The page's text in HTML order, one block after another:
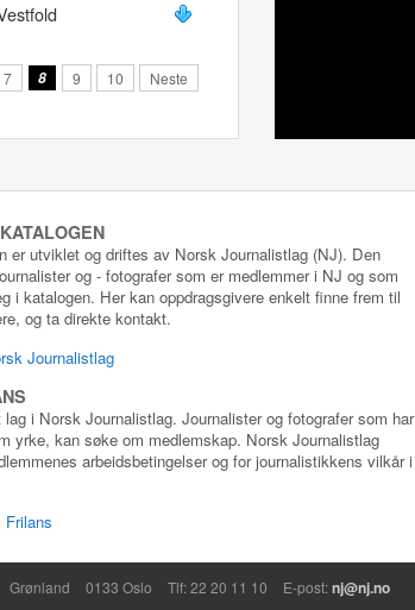
7 8 9 10 Neste
er utviklet og driftes av Norsk Journalistlag (NJ). Den
og - fotografer som er medlemmer i NJ og som
i katalogen. Her kan oppdragsgivere enkelt finne frem til
og ta direkte kontakt.
Journalistlag
i Norsk Journalistlag. Journalister og fotografer som har
yrke, kan søke om medlemskap. Norsk Journalistlag
arbeidsbetingelser og for journalistikkens vilkår i
Frilans
Grønland 0133 Oslo Tlf: 22 20 11 10 E-post:nj@nj.no